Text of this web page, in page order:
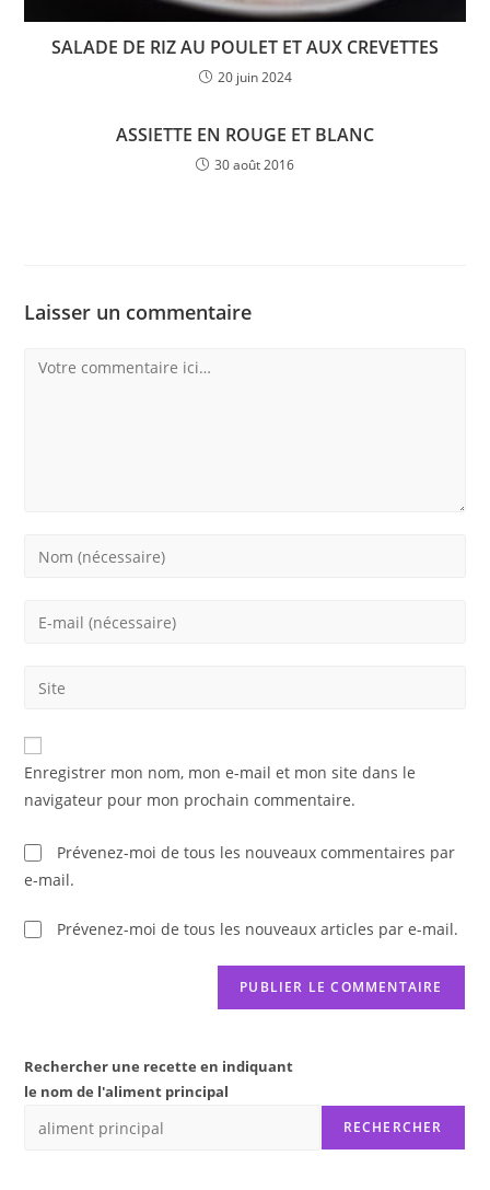
SALADE DE RIZ AU POULET ET AUX CREVETTES
20 juin 2024
ASSIETTE EN ROUGE ET BLANC
30 août 2016
Laisser un commentaire
Comment
Enter
Enter
address
comment
Saisir
de
votre
(facultatif)
Enregistrer mon nom, mon e-mail et mon site dans le
navigateur pour mon prochain commentaire.
Prévenez-moi de tous les nouveaux commentaires par
e-mail.
Prévenez-moi de tous les nouveaux articles par e-mail.
Rechercher une recette en indiquant
le nom de l'aliment principal
RECHERCHER